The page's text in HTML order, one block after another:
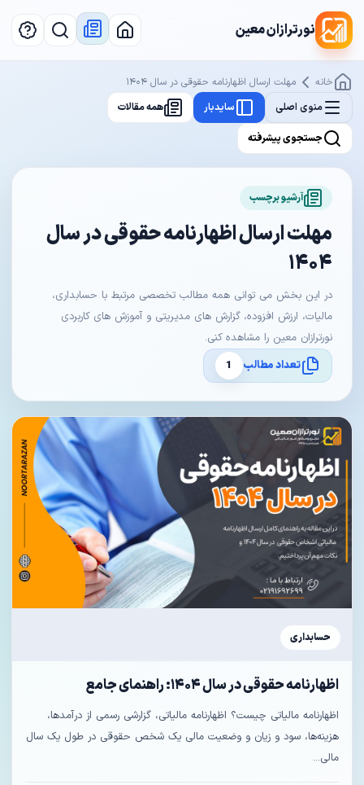
نورترازان معین
خانه
مهلت ارسال اظهارنامه حقوقی در سال ۱۴۰۴
منوی اصلی
سایدبار همه مقالات
جستجوی پیشرفته
آرشیو برچسب
مهلت ارسال اظهارنامه حقوقی در سال
۱۴۰۴
در این بخش می توانی همه مطالب تخصصی مرتبط با حسابداری،
مالیات، ارزش افزوده، گزارش های مدیریتی و آموزش های کاربردی
نورترازان معین را مشاهده کنی.
تعداد مطالب
1
حسابداری
اظهارنامه حقوقی در سال ۱۴۰۴: راهنمای جامع
اظهارنامه مالیاتی چیست؟ اظهارنامه مالیاتی، گزارشی رسمی از درآمدها،
هزینه‌ها، سود و زیان و وضعیت مالی یک شخص حقوقی در طول یک سال
مالی...